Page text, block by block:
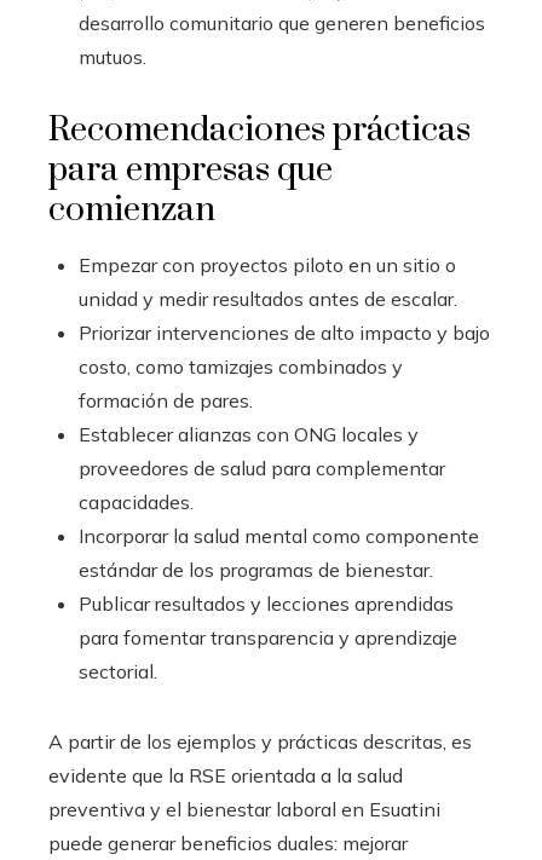
desarrollo comunitario que generen beneficios
mutuos.
Recomendaciones prácticas
para empresas que
comienzan
Empezar con proyectos piloto en un sitio o
unidad y medir resultados antes de escalar.
Priorizar intervenciones de alto impacto y bajo
costo, como tamizajes combinados y
formación de pares.
Establecer alianzas con ONG locales y
proveedores de salud para complementar
capacidades.
Incorporar la salud mental como componente
estándar de los programas de bienestar.
Publicar resultados y lecciones aprendidas
para fomentar transparencia y aprendizaje
sectorial.
A partir de los ejemplos y prácticas descritas, es
evidente que la RSE orientada a la salud
preventiva y el bienestar laboral en Esuatini
puede generar beneficios duales: mejorar